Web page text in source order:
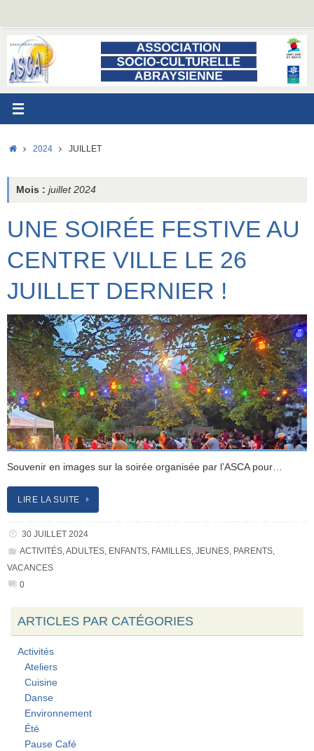
contenu
ACCUEIL
2024 JUILLET
Mois : juillet 2024
UNE SOIRÉE FESTIVE AU
CENTRE VILLE LE 26
JUILLET DERNIER !
Souvenir en images sur la soirée organisée par l’ASCA pour…
LIRE LA SUITE
30 JUILLET 2024
ACTIVITÉS,ADULTES, ENFANTS, FAMILLES, JEUNES, PARENTS,
VACANCES
0
ARTICLES PAR CATÉGORIES
Activités
Ateliers
Cuisine
Danse
Environnement
Été
Pause Café